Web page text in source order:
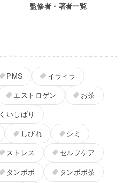
監修者・著者一覧
PMS
イライラ
エストロゲン
お茶
くいしばり
しびれ
シミ
ストレス
セルフケア
タンポポ
タンポポ茶